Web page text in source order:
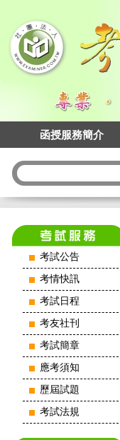
函授服務簡介
考試公告
考情快訊
考試日程
考友社刊
考試簡章
應考須知
歷屆試題
考試法規